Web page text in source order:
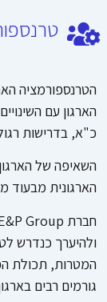
הטרנספורמציה
הארגון עם
כ"א, בדרישות
השאיפה של
הארגונית מבעוד
ולהיערך כנדרש
המטרות, תכולת
גורמים רבים